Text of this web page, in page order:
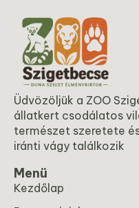
Üdvözöljük a ZOO
állatkert csodálatos
természet szeretete
iránti vágy találkozik
Menü
Kezdőlap